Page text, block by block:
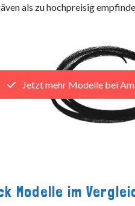
als zu hochpreisig
Jetzt mehr Modelle bei
Modelle im